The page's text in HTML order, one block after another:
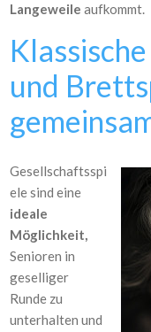
Langeweileaufkommt.
und
Gesellschaftsspi
ele sind eine
ideale
Möglichkeit,
Senioren in
geselliger
Runde zu
unterhalten und